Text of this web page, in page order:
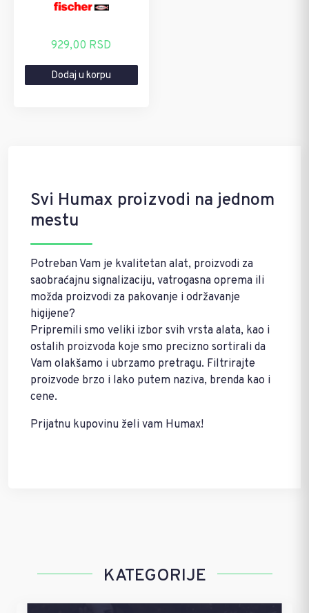
929,00 RSD
Dodaj u korpu
Svi Humax proizvodi na jednom
mestu
Potreban Vam je kvalitetan alat, proizvodi za
saobraćajnu signalizaciju, vatrogasna oprema ili
možda proizvodi za pakovanje i održavanje
higijene?
Pripremili smo veliki izbor svih vrsta alata, kao i
ostalih proizvoda koje smo precizno sortirali da
Vam olakšamo i ubrzamo pretragu. Filtrirajte
proizvode brzo i lako putem naziva, brenda kao i
cene.
Prijatnu kupovinu želi vam Humax!
KATEGORIJE